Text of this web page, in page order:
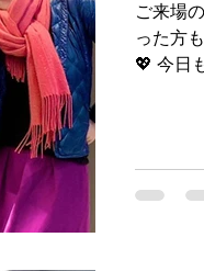
ご来場の
った方
💖‬ ‪今日もすごく寒いので、‬ ‪暖かくしてご自愛ください❄️｡